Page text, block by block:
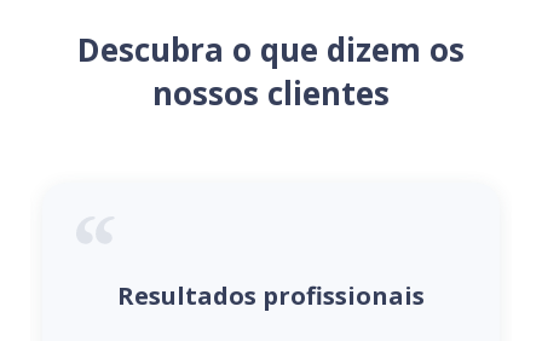
Descubra o que dizem os
nossos clientes
Resultados profissionais